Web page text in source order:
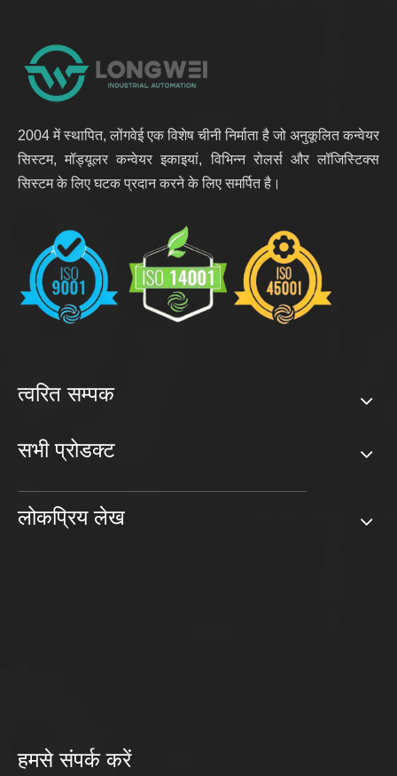
2004 में स्थापित, लोंगवेई एक विशेष चीनी निर्माता है जो अनुकूलित कन्वेयर
सिस्टम, मॉड्यूलर कन्वेयर इकाइयां, विभिन्न रोलर्स और लॉजिस्टिक्स
सिस्टम के लिए घटक प्रदान करने के लिए समर्पित है।
त्वरित सम्पक
सभी प्रोडक्ट
लोकप्रिय लेख
हमसे संपर्क करें